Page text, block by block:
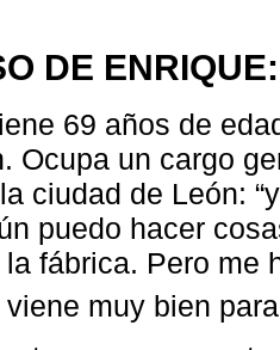
DE
69 años de
Ocupa un cargo
ciudad de León:
puedo hacer
fábrica. Pero me
muy bien